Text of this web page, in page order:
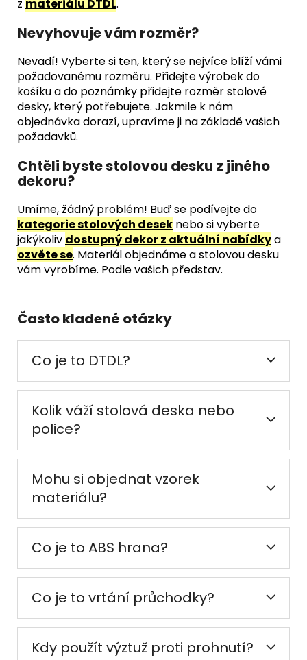
z materiálu DTDL.
Nevyhovuje vám rozměr?
Nevadí! Vyberte si ten, který se nejvíce blíží vámi
požadovanému rozměru. Přidejte výrobek do
košíku a do poznámky přidejte rozměr stolové
desky, který potřebujete. Jakmile k nám
objednávka dorazí, upravíme ji na základě vašich
požadavků.
Chtěli byste stolovou desku z jiného
dekoru?
Umíme, žádný problém! Buď se podívejte do
kategorie stolových desek nebo si vyberte
jakýkoliv dostupný dekor z aktuální nabídkya
ozvěte se. Materiál objednáme a stolovou desku
vám vyrobíme. Podle vašich představ.
Často kladené otázky
Co je to DTDL?
Kolik váží stolová deska nebo
police?
Mohu si objednat vzorek
materiálu?
Co je to ABS hrana?
Co je to vrtání průchodky?
Kdy použít výztuž proti prohnutí?